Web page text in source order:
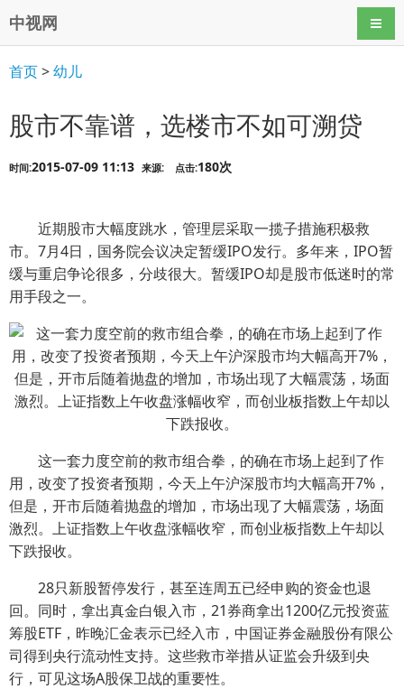
中视网 导航
首页>幼儿
股市不靠谱，选楼市不如可溯贷
时间:2015-07-09 11:13 来源: 点击:180次
近期股市大幅度跳水，管理层采取一揽子措施积极救
市。7月4日，国务院会议决定暂缓IPO发行。多年来，IPO暂
缓与重启争论很多，分歧很大。暂缓IPO却是股市低迷时的常
用手段之一。
这一套力度空前的救市组合拳，的确在市场上起到了作
用，改变了投资者预期，今天上午沪深股市均大幅高开7%，
但是，开市后随着抛盘的增加，市场出现了大幅震荡，场面
激烈。上证指数上午收盘涨幅收窄，而创业板指数上午却以
下跌报收。
28只新股暂停发行，甚至连周五已经申购的资金也退
回。同时，拿出真金白银入市，21券商拿出1200亿元投资蓝
筹股ETF，昨晚汇金表示已经入市，中国证券金融股份有限公
司得到央行流动性支持。这些救市举措从证监会升级到央
行，可见这场A股保卫战的重要性。